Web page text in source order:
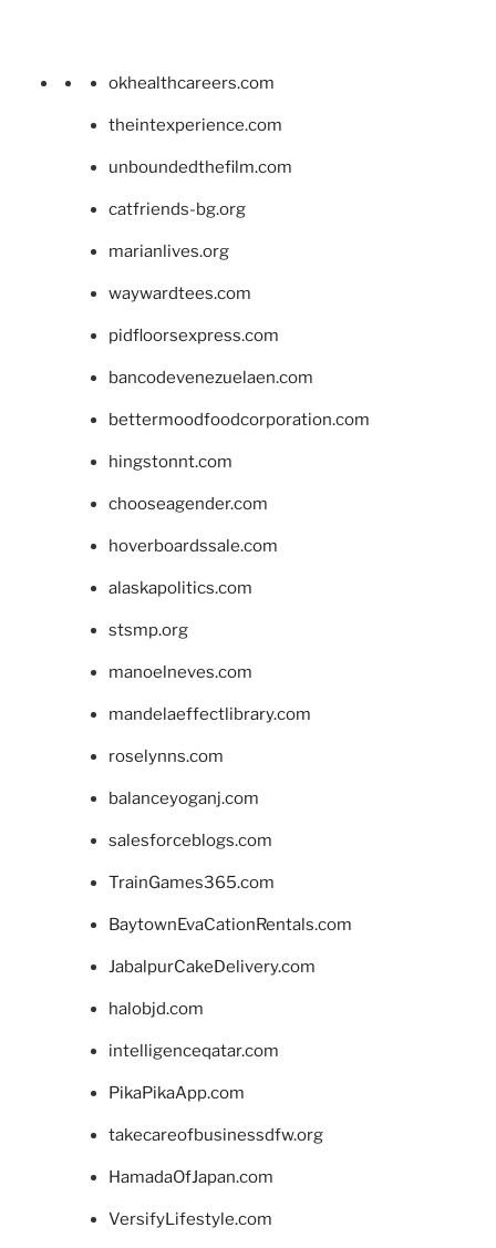
okhealthcareers.com
theintexperience.com
unboundedthefilm.com
catfriends-bg.org
marianlives.org
waywardtees.com
pidfloorsexpress.com
bancodevenezuelaen.com
bettermoodfoodcorporation.com
hingstonnt.com
chooseagender.com
hoverboardssale.com
alaskapolitics.com
stsmp.org
manoelneves.com
mandelaeffectlibrary.com
roselynns.com
balanceyoganj.com
salesforceblogs.com
TrainGames365.com
BaytownEvaCationRentals.com
JabalpurCakeDelivery.com
halobjd.com
intelligenceqatar.com
PikaPikaApp.com
takecareofbusinessdfw.org
HamadaOfJapan.com
VersifyLifestyle.com